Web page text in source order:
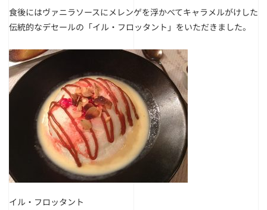
食後にはヴァニラソースにメレンゲを浮かべてキャラメルがけした
伝統的なデセールの「イル・フロッタント」をいただきました。
イル・フロッタント